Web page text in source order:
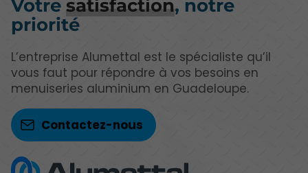
Votre satisfaction, notre
priorité
L’entreprise Alumettal est le spécialiste qu’il
vous faut pour répondre à vos besoins en
menuiseries aluminium en Guadeloupe.
Contactez-nous